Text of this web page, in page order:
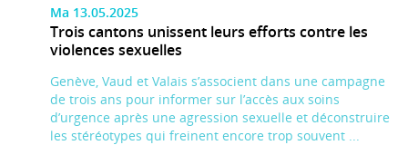
Ma 13.05.2025
Trois cantons unissent leurs efforts contre les
violences sexuelles
Genève, Vaud et Valais s’associent dans une campagne
de trois ans pour informer sur l’accès aux soins
d’urgence après une agression sexuelle et déconstruire
les stéréotypes qui freinent encore trop souvent ...